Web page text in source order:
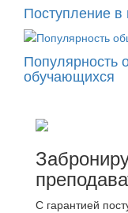
Поступление
Популярность
обучающихся
С гарантией